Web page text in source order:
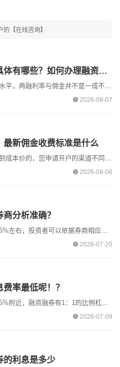
【在线咨询】
【在线咨询】
【在线咨询】
的【在线咨询】
【在线咨询】
的【在线咨询】
【在线咨询】
【在线咨询】
融资融券账户的开通条件具体有哪些？如何办理融资融券账户？
两融利率能降至与成本利率相当的水平，两融利率与佣金并不是一成不变的，通常是基于资金规模和交易的频次来进行调节的。如果您提前与线上客户经理预约，将可以为您提供一对一的帮助，以降低您的利率...
2026-08-07
新佣金收费标准是什么
锦州现在证券开户佣金一般可以给到成本价的，您申请开户的渠道不同，也会影响到佣金，低佣金的办理要通过券商线上的客户经理申请的。现在网上就可以办理开户，一般10分钟左右即可，下载好券商官方...
2026-08-06
分析准确？
融资融券直接开户的利率差不多在6%左右，投资者可以依据券商相应的优惠政策来提出降低利率的申请，如果您对融资融券的利率有特殊要求，建议您提前预约客户经理办理，券商的客户经理一般有低利率的...
2026-07-20
率最低呢！？
一些券商的融资融券费率可给予在5%附近，融资融券有1：1的比例杠杆，可以帮您扩大资金来进行股票交易，得到低利率可以与网上的客户经理联系办理的，开通融资融券业务，必须在工作日亲自前往柜台...
2026-07-09
的利息是多少